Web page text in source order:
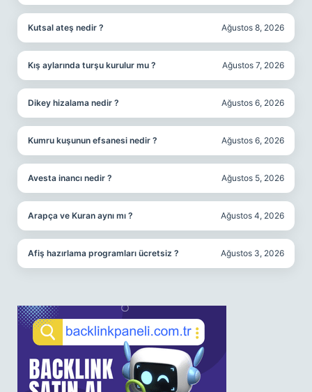
Kutsal ateş nedir ? Ağustos 8, 2026
Kış aylarında turşu kurulur mu ? Ağustos 7, 2026
Dikey hizalama nedir ? Ağustos 6, 2026
Kumru kuşunun efsanesi nedir ? Ağustos 6, 2026
Avesta inancı nedir ? Ağustos 5, 2026
Arapça ve Kuran aynı mı ? Ağustos 4, 2026
Afiş hazırlama programları ücretsiz ? Ağustos 3, 2026